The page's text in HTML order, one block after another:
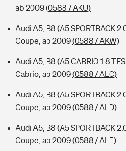
ab 2009(0588 / AKU)
Audi A5, B8 (A5 SPORTBACK
Coupe, ab 2009(0588 / AKW)
Audi A5, B8 (A5 CABRIO 1.8
Cabrio, ab 2009(0588 / ALC)
Audi A5, B8 (A5 SPORTBACK
Coupe, ab 2009(0588 / ALD)
Audi A5, B8 (A5 SPORTBACK
Coupe, ab 2009(0588 / ALE)